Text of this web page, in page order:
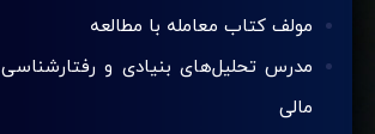
مولف کتاب معامله با مطالعه
مدرس تحلیل‌های بنیادی و رفتارشناسی
مالی